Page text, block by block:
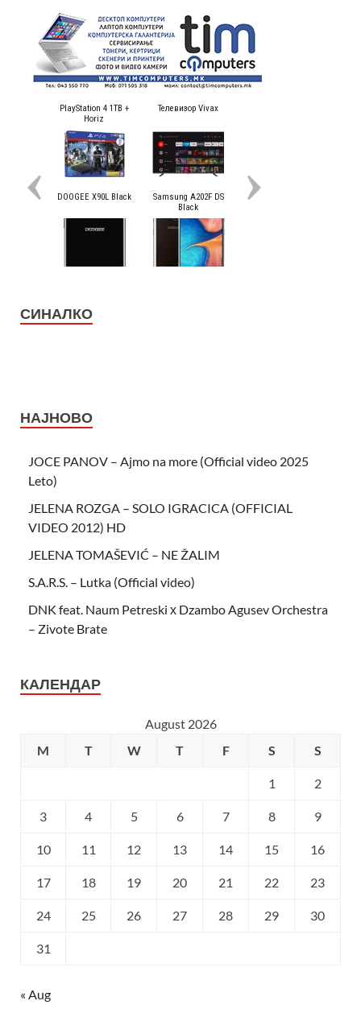
СИНАЛКО
НАЈНОВО
JOCE PANOV – Ajmo na more (Official video 2025
Leto)
JELENA ROZGA – SOLO IGRACICA (OFFICIAL
VIDEO 2012) HD
JELENA TOMAŠEVIĆ – NE ŽALIM
S.A.R.S. – Lutka (Official video)
DNK feat. Naum Petreski х Dzambo Agusev Orchestra
– Zivote Brate
КАЛЕНДАР
August 2026
M
T W T F S S
1 2
3 4 5 6 7 8 9
10 11 12 13 14 15 16
17 18 19 20 21 22 23
24 25 26 27 28 29 30
31
« Aug